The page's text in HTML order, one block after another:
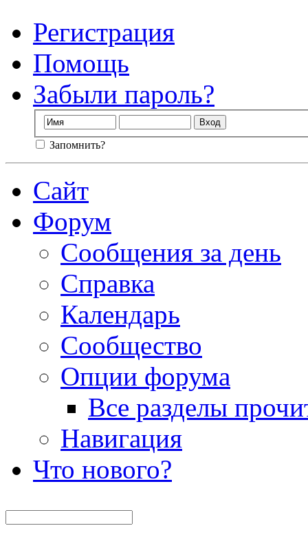
Регистрация
Помощь
Забыли пароль?
Запомнить?
Сайт
Форум
Сообщения за день
Справка
Календарь
Сообщество
Опции форума
Все разделы
Навигация
Что нового?